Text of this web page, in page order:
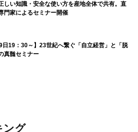
しい知識・安全な使い方を産地全体で共有。直
門家によるセミナー開催
日19：30～】23世紀へ繋ぐ「自立経営」と「脱
真髄セミナー
ング